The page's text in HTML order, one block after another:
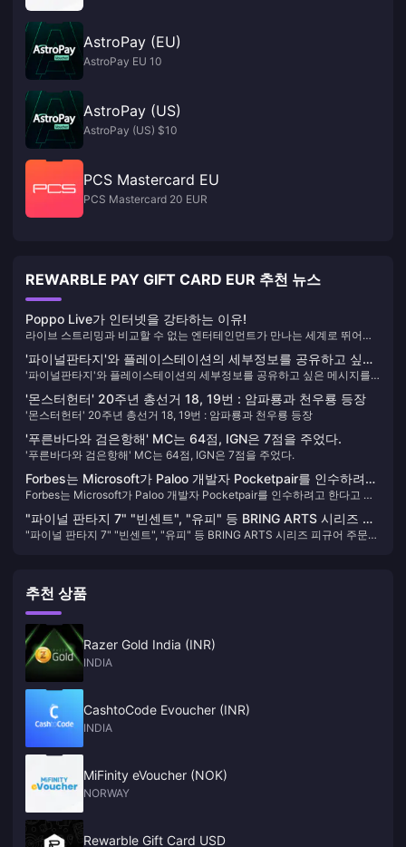
AstroPay (EU)
AstroPay EU 10
AstroPay (US)
AstroPay (US) $10
PCS Mastercard EU
PCS Mastercard 20 EUR
REWARBLE PAY GIFT CARD EUR 추천 뉴스
Poppo Live가 인터넷을 강타하는 이유!
라이브 스트리밍과 비교할 수 없는 엔터테인먼트가 만나는 세계로 뛰어들
Live를 만나보세요. Poppo Live가 라이브 스트리밍 및 소셜 상호 작용을
위한 차세대 앱인 이유는 다음과 같습니다.
'파이널판타지'와 플레이스테이션의 세부정보를 공유하고 싶은
메시지를 남겨 얇고 가벼운 PS5 콘솔 케이스 3종을 그려보세
요.
'파이널판타지'와 플레이스테이션의 세부정보를 공유하고 싶은 메시지를
'몬스터헌터' 20주년 총선거 18, 19번 : 암파룡과 천우룡 등장
'몬스터헌터' 20주년 총선거 18, 19번 : 암파룡과 천우룡 등장
'푸른바다와 검은항해' MC는 64점, IGN은 7점을 주었다.
'푸른바다와 검은항해' MC는 64점, IGN은 7점을 주었다.
Forbes는 Microsoft가 Paloo 개발자 Pocketpair를 인수하려고
한다고 밝혔습니다.
Forbes는 Microsoft가 Paloo 개발자 Pocketpair를 인수하려고 한다고 밝
"파이널 판타지 7" "빈센트", "유피" 등 BRING ARTS 시리즈 피
규어 주문 가능
"파이널 판타지 7" "빈센트", "유피" 등 BRING ARTS 시리즈 피규어 주문
추천 상품
Razer Gold India (INR)
INDIA
CashtoCode Evoucher (INR)
INDIA
MiFinity eVoucher (NOK)
NORWAY
Rewarble Gift Card USD